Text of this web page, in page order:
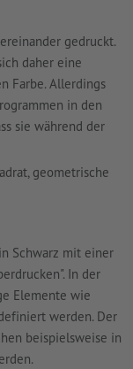
gedruckt.
daher eine
Farbe. Allerdings
in den
sie während der
Schwarz mit einer
In der
Elemente wie
werden. Der
beispielsweise in